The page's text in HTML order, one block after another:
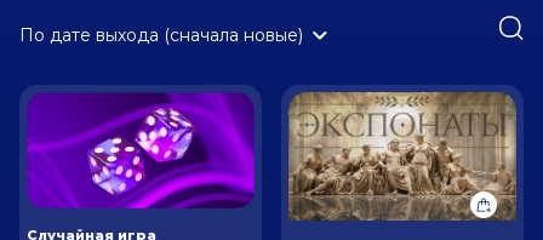
По дате выхода (сначала новые)
Случайная игра